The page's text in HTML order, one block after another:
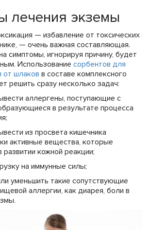
лечения экземы
— избавление от токсических
— очень важная составляющая.
симптомы, игнорируя причину, будет
Использование сорбентов для
от шлаков в составе комплексного
решить сразу несколько задач:
аллергены, поступающие с
в результате процесса
из просвета кишечника
активные вещества, которые
развитии кожной реакции;
на иммунные силы;
уменьшить такие сопутствующие
аллергии, как диарея, боли в